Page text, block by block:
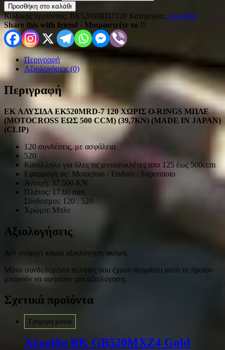
Προσθήκη στο καλάθι
Κωδικός προϊόντος: BE520MRD7120 Κατηγορία: Αλυσίδες
Share this with friend - Μοιραστείτε το !!
Περιγραφή
Αξιολογήσεις (0)
Περιγραφή
EK ΑΛΥΣΙΔΑ EK520MRD-7 120 ΧΩΡΙΣ O-RINGS ΜΠΛΕ
(MOTOCROSS ΕΩΣ 500 CCM) (39,7KN) (MADE IN JAPAN)
(CLIP)
120 συνδέσεις, με ασφάλεια
520
Κατάλληλο για όλες τις μοτοσυκλέτες απο 125 έως 500ccm
Εφαρμογή σε: Motocross / Enduro / Supermoto
Αντοχή: 37.500 KN
Πλάτος: 17.60 mm
Σύνδεσμοι: 120 : 520
Χρώμα: Μπλε
Αξιολογήσεις
Δεν υπάρχει καμία αξιολόγηση ακόμη.
Μόνο συνδεδεμένοι πελάτες που έχουν αγοράσει αυτό το προϊόν
μπορούν να αφήσουν μία αξιολόγηση.
Σχετικά προϊόντα
Γρήγορη ματιά
Αλυσίδα RK GB520MXZ4 Gold